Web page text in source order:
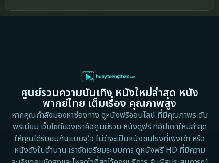
Detective สืบสวน
Disaster
Disney+
Documentary สารคดี
2002
2000
1983
1982
1971
1962
ศูนย์รวมความบันเทิง หนังใหม่ล่าสุด หนัง
พากย์ไทย เต็มเรื่อง คุณภาพสูง
หากคุณกำลังมองหาช่องทาง ดูหนังฟรีออนไลน์ ที่มีคุณภาพระดับ
พรีเมียม เว็บไซต์ของเราคือศูนย์รวม หนังดูฟรี ที่อัปเดตใหม่ล่าสุด
ให้คุณได้รับชมกันแบบจุใจ ไม่ว่าจะเป็นหนังชนโรงที่เพิ่งเข้า หรือ
หนังดังในตำนาน เราจัดเตรียมระบบการ ดูหนังฟรี HD ที่มีความ